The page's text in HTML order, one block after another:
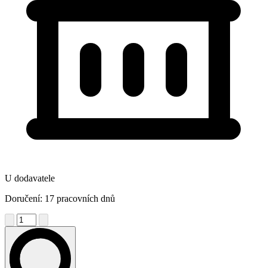
U dodavatele
Doručení: 17 pracovních dnů